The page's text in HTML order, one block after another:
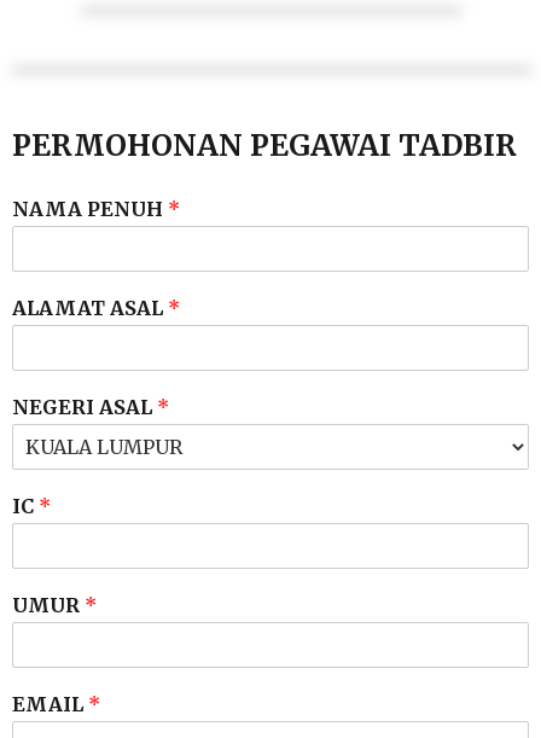
PERMOHONAN PEGAWAI TADBIR
NAMA PENUH *
ALAMAT ASAL *
NEGERI ASAL *
IC *
UMUR *
EMAIL *